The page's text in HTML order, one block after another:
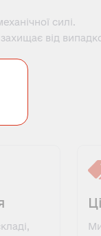
силі.
від